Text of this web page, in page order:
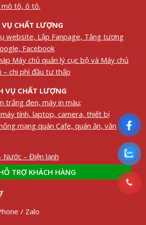
tô, ô tô.
VỤ CHẤT LƯỢNG
website, Lập Fanpage, Tăng tương
Facebook
Máy chủ quản lý cục bộ và Máy chủ
chi phí đầu tư thấp
VỤ CHẤT LƯỢNG
trắng đen, máy in màu;
tính, laptop, camera, thiết bị
mạng quán Cafe, quán ăn, văn
Nước – Điện lạnh
TRỢ KHÁCH HÀNG
/ Zalo